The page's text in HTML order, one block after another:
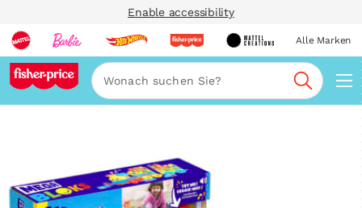
Enable accessibility
Alle Marken
Suche